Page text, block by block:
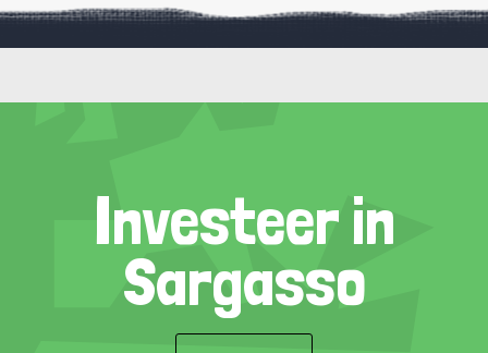
Investeer in
Sargasso